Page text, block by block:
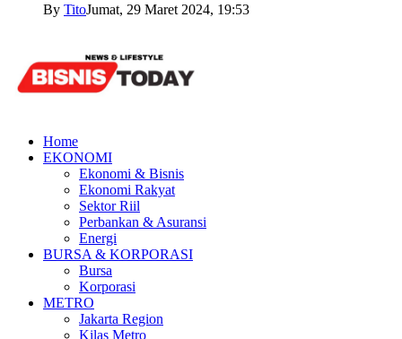
By TitoJumat, 29 Maret 2024, 19:53
Home
EKONOMI
Ekonomi & Bisnis
Ekonomi Rakyat
Sektor Riil
Perbankan & Asuransi
Energi
BURSA & KORPORASI
Bursa
Korporasi
METRO
Jakarta Region
Kilas Metro